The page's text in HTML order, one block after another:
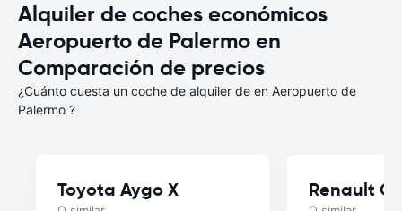
Alquiler de coches económicos
Aeropuerto de Palermo en
Comparación de precios
¿Cuánto cuesta un coche de alquiler de en Aeropuerto de
Palermo ?
Toyota Aygo X Renault